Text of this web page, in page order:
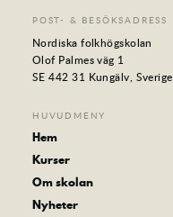
POST- & BESÖKSADRESS
Nordiska folkhögskolan
Olof Palmes väg 1
SE 442 31 Kungälv, Sverige
HUVUDMENY
Hem
Kurser
Om skolan
Nyheter